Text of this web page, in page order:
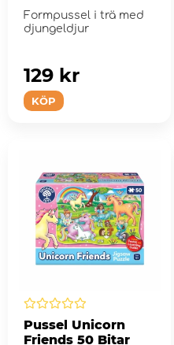
Formpussel i trä med
djungeldjur
KÖP
129 kr
Pussel Unicorn
Friends 50 Bitar